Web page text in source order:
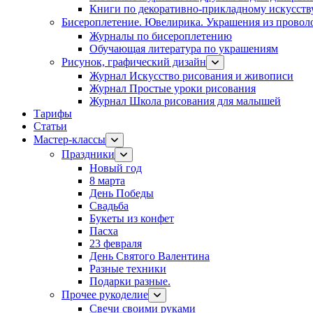
Книги по декоративно-прикладному
Бисероплетение. Ювелирика. Украшения из
Журналы по бисероплетению
Обучающая литература по украшениям
Рисунок, графический дизайн
Журнал Искусство рисования и живописи
Журнал Простые уроки рисования
Журнал Школа рисования для малышей
Тарифы
Статьи
Мастер-классы
Праздники
Новый год
8 марта
День Победы
Свадьба
Букеты из конфет
Пасха
23 февраля
День Святого Валентина
Разные техники
Подарки разные.
Прочее рукоделие
Свечи своими руками